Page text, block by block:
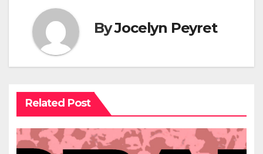
ByJocelyn Peyret
Related Post